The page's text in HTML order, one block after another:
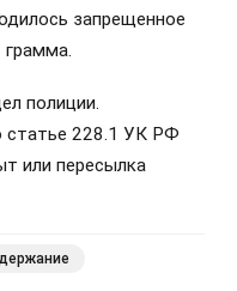
запрещенное
полиции.
статье 228.1 УК РФ
или пересылка